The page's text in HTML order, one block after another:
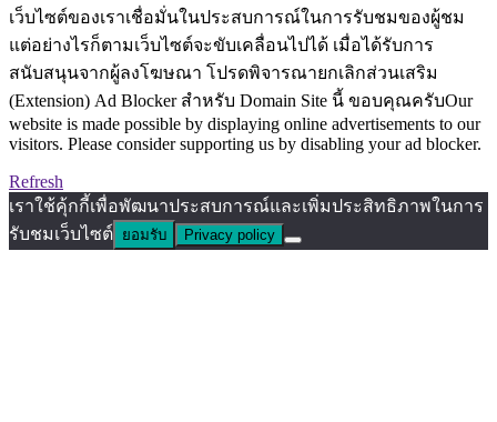
เว็บไซต์ของเราเชื่อมั่นในประสบการณ์ในการรับชมของผู้ชม
แต่อย่างไรก็ตามเว็บไซต์จะขับเคลื่อนไปได้ เมื่อได้รับการ
สนับสนุนจากผู้ลงโฆษณา โปรดพิจารณายกเลิกส่วนเสริม
(Extension) Ad Blocker สำหรับ Domain Site นี้ ขอบคุณครับOur
website is made possible by displaying online advertisements to our
visitors. Please consider supporting us by disabling your ad blocker.
Refresh
เราใช้คุ้กกี้เพื่อพัฒนาประสบการณ์และเพิ่มประสิทธิภาพในการ
รับชมเว็บไซต์ ยอมรับ Privacy policy